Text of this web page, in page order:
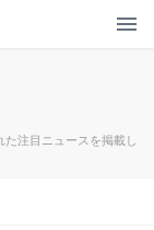
た注目ニュースを掲載し